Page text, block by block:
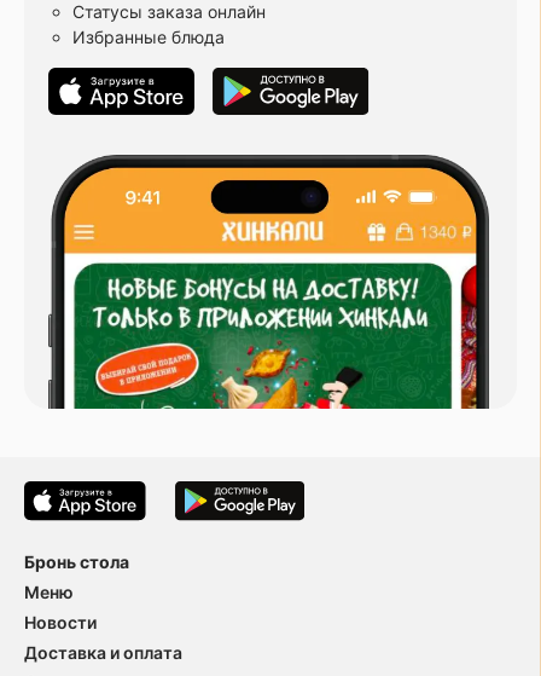
Статусы заказа онлайн
Избранные блюда
Бронь стола
Меню
Новости
Доставка и оплата